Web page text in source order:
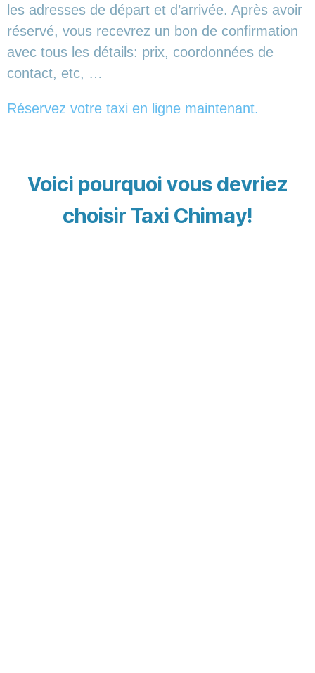
les adresses de départ et d’arrivée. Après avoir
réservé, vous recevrez un bon de confirmation
avec tous les détails: prix, coordonnées de
contact, etc, …
Réservez votre taxi en ligne maintenant.
Voici pourquoi vous devriez
choisir Taxi Chimay!